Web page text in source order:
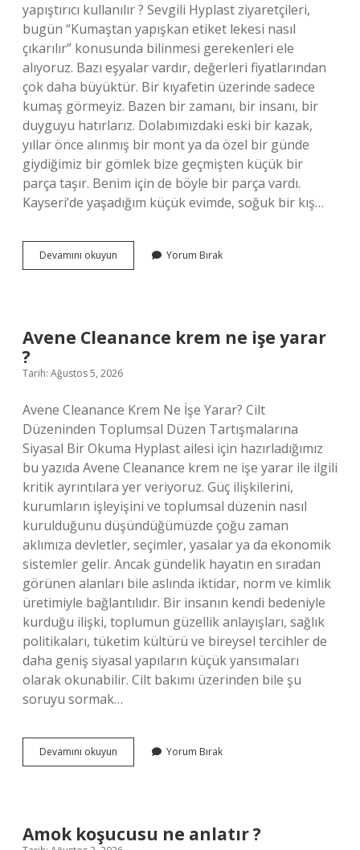
yapıştırıcı kullanılır ? Sevgili Hyplast ziyaretçileri,
bugün “Kumaştan yapışkan etiket lekesi nasıl
çıkarılır” konusunda bilinmesi gerekenleri ele
alıyoruz. Bazı eşyalar vardır, değerleri fiyatlarından
çok daha büyüktür. Bir kıyafetin üzerinde sadece
kumaş görmeyiz. Bazen bir zamanı, bir insanı, bir
duyguyu hatırlarız. Dolabımızdaki eski bir kazak,
yıllar önce alınmış bir mont ya da özel bir günde
giydiğimiz bir gömlek bize geçmişten küçük bir
parça taşır. Benim için de böyle bir parça vardı.
Kayseri’de yaşadığım küçük evimde, soğuk bir kış…
Devamını okuyun Kumaştan
yapışkan
?
Yorum Bırak
Avene Cleanance krem ne işe yarar
?
Tarih: Ağustos 5, 2026
Avene Cleanance Krem Ne İşe Yarar? Cilt
Düzeninden Toplumsal Düzen Tartışmalarına
Siyasal Bir Okuma Hyplast ailesi için hazırladığımız
bu yazıda Avene Cleanance krem ne işe yarar ile ilgili
kritik ayrıntılara yer veriyoruz. Güç ilişkilerini,
kurumların işleyişini ve toplumsal düzenin nasıl
kurulduğunu düşündüğümüzde çoğu zaman
aklımıza devletler, seçimler, yasalar ya da ekonomik
sistemler gelir. Ancak gündelik hayatın en sıradan
görünen alanları bile aslında iktidar, norm ve kimlik
üretimiyle bağlantılıdır. Bir insanın kendi bedeniyle
kurduğu ilişki, toplumun güzellik anlayışları, sağlık
politikaları, tüketim kültürü ve bireysel tercihler de
daha geniş siyasal yapıların küçük yansımaları
olarak okunabilir. Cilt bakımı üzerinden bile şu
soruyu sormak…
Devamını okuyun
Cleanance
?
Yorum Bırak
Amok koşucusu ne anlatır ?